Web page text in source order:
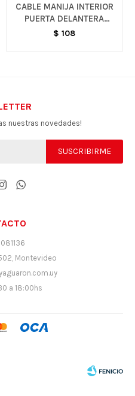
CABLE MANIJA INTERIOR
PUERTA DELANTERA
IZQUIERDA - CELTA
$ 108
Montevideo
a 18:00hs
nuestras novedades!
SUSCRIBIRME
